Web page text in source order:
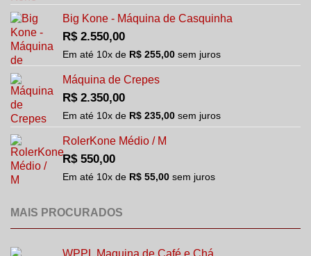
Big Kone - Máquina de Casquinha
R$2.550,00
Em até 10x de R$ 255,00 sem juros
Máquina de Crepes
R$2.350,00
Em até 10x de R$ 235,00 sem juros
RolerKone Médio / M
R$550,00
Em até 10x de R$ 55,00 sem juros
MAIS PROCURADOS
WPPL Maquina de Café e Chá